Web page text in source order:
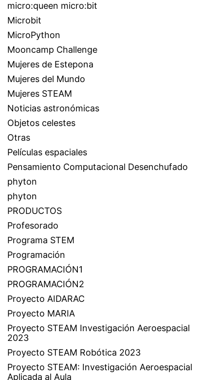
micro:queen micro:bit
Microbit
MicroPython
Mooncamp Challenge
Mujeres de Estepona
Mujeres del Mundo
Mujeres STEAM
Noticias astronómicas
Objetos celestes
Otras
Películas espaciales
Pensamiento Computacional Desenchufado
phyton
phyton
PRODUCTOS
Profesorado
Programa STEM
Programación
PROGRAMACIÓN1
PROGRAMACIÓN2
Proyecto AIDARAC
Proyecto MARIA
Proyecto STEAM Investigación Aeroespacial
2023
Proyecto STEAM Robótica 2023
Proyecto STEAM: Investigación Aeroespacial
Aplicada al Aula